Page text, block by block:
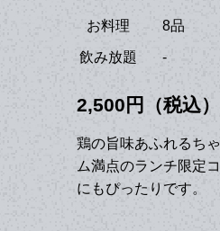
お料理 8品
飲み放題 -
2,500円（税込）
鶏の旨味あふれるち
ム満点のランチ限定
にもぴったりです。